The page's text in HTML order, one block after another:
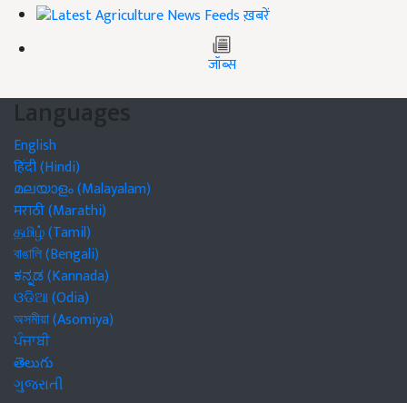
ख़बरें
जॉब्स
Languages
English
हिंदी (Hindi)
മലയാളം (Malayalam)
मराठी (Marathi)
தமிழ் (Tamil)
বাঙালি (Bengali)
ಕನ್ನಡ (Kannada)
ଓଡିଆ (Odia)
অসমীয়া (Asomiya)
ਪੰਜਾਬੀ
తెలుగు
ગુજરાતી